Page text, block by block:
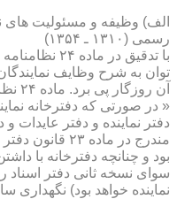
الف) وظیفه و مسئولیت های
رسمی (۱۳۱۰ ـ ۱۳۵۴)
با تدقیق در
توان به شرح وظایف
آن روزگار پی برد. ماده ۲۴ نظامنامه یاد شده مقرر می دارد:
« در صورتی كه دفترخانه
دفتر نماینده و دفتر عایدات
مندرج در ماده
بود و چنانچه دفترخانه با
سوای نسخه ثانی دفتر
نماینده خواهد بود) نگهداری